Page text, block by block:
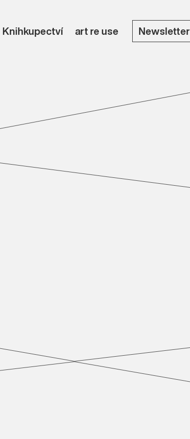
Knihkupectví art re use Newsletter